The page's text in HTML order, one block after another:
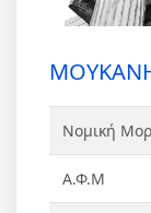
Νομική
Α.Φ.Μ